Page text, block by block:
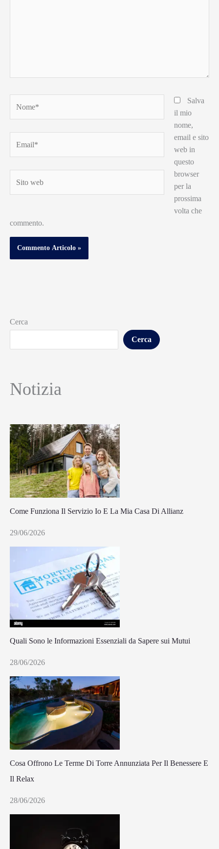
web
Salva
il mio
nome,
email e sito
web in
questo
browser
per la
prossima
volta che
commento.
Cerca
Cerca
Notizia
Come Funziona Il Servizio Io E La Mia Casa Di Allianz
29/06/2026
Quali Sono le Informazioni Essenziali da Sapere sui Mutui
28/06/2026
Cosa Offrono Le Terme Di Torre Annunziata Per Il Benessere E
Il Relax
28/06/2026